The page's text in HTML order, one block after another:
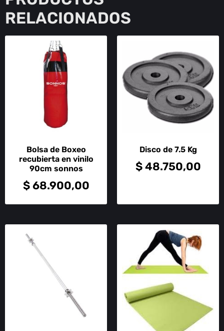
RELACIONADOS
Bolsa de Boxeo
recubierta en vinilo
90cm sonnos
$68.900,00
Disco de 7.5 Kg
$48.750,00